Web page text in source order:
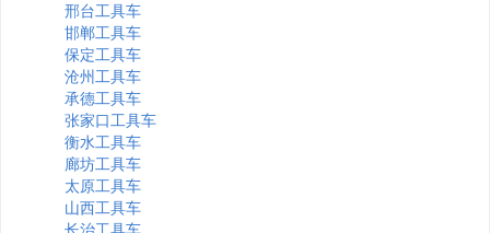
邢台工具车
邯郸工具车
保定工具车
沧州工具车
承德工具车
张家口工具车
衡水工具车
廊坊工具车
太原工具车
山西工具车
长治工具车